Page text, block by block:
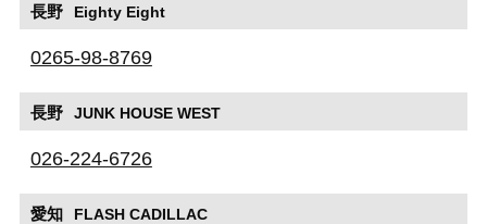
長野 Eighty Eight
0265-98-8769
長野 JUNK HOUSE WEST
026-224-6726
愛知 FLASH CADILLAC